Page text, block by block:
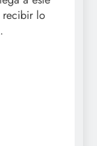
recibir lo